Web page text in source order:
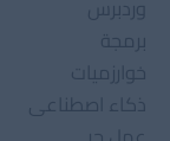
وردبرس
برمجة
خوارزميات
ذكاء اصطناعى